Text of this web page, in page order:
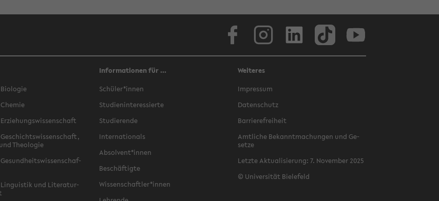
Face­book
Theo­lo­gie
und Li­te­ra­tur­
Informationen für ...
Schü­ler*innen
Stu­di­en­in­ter­es­sier­te
Stu­die­ren­de
In­ter­na­tio­nals
Ab­sol­vent*innen
Be­schäf­tig­te
Wis­sen­schaft­ler*innen
Weiteres
Im­pres­sum
Da­ten­schutz
Bar­rie­re­frei­heit
Amt­li­che Be­kannt­ma­chun­gen und Ge­
set­ze
Letz­te Ak­tua­li­sie­rung: 7. No­vem­ber 2025
© Uni­ver­si­tät Bie­le­feld